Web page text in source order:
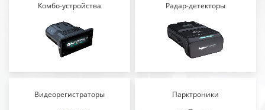
Комбо-устройства Радар-детекторы
Видеорегистраторы Парктроники